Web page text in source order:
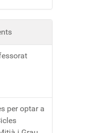
per optar a